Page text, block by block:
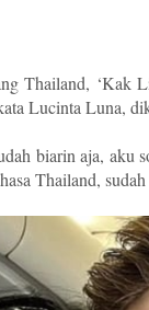
Thailand, ‘Kak
Lucinta Luna,
biarin aja, aku
Thailand,